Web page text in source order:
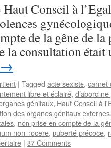
Conseil à
de la gêne de la
la consultation
→
| Tagged acte sexiste, carnet
libre et éclairé, d’abord
génitaux, Haut Conseil à
des organes génitaux externes
, non prise en compte de la
non nocere, puberté précoce,
| 87 Comments